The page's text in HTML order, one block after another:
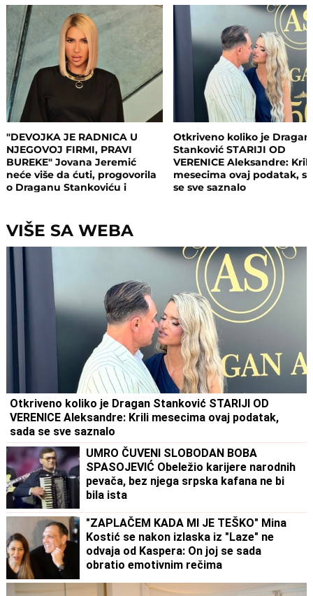
"DEVOJKA JE RADNICA U
NJEGOVOJ FIRMI, PRAVI
BUREKE" Jovana Jeremić
neće više da ćuti, progovorila
o Draganu Stankoviću i
Otkriveno koliko je Dragan
Stanković STARIJI OD
VERENICE Aleksandre: Krili
mesecima ovaj podatak,
se sve saznalo
VIŠE SA WEBA
Otkriveno koliko je Dragan Stanković STARIJI OD
VERENICE Aleksandre: Krili mesecima ovaj podatak,
sada se sve saznalo
UMRO ČUVENI SLOBODAN BOBA
SPASOJEVIĆ Obeležio karijere narodnih
pevača, bez njega srpska kafana ne bi
bila ista
"ZAPLAČEM KADA MI JE TEŠKO" Mina
Kostić se nakon izlaska iz "Laze" ne
odvaja od Kaspera: On joj se sada
obratio emotivnim rečima